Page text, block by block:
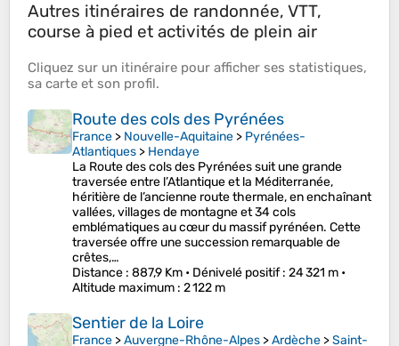
Autres itinéraires de randonnée, VTT,
course à pied et activités de plein air
Cliquez sur un itinéraire pour afficher ses statistiques,
sa carte et son profil.
Route des cols des Pyrénées
France > Nouvelle-Aquitaine > Pyrénées-
Atlantiques > Hendaye
La Route des cols des Pyrénées suit une grande
traversée entre l’Atlantique et la Méditerranée,
héritière de l’ancienne route thermale, en enchaînant
vallées, villages de montagne et 34 cols
emblématiques au cœur du massif pyrénéen. Cette
traversée offre une succession remarquable de
crêtes,…
Distance : 887,9 Km • Dénivelé positif: 24 321 m •
Altitude maximum : 2 122 m
Sentier de la Loire
France >Auvergne-Rhône-Alpes >Ardèche >Saint-